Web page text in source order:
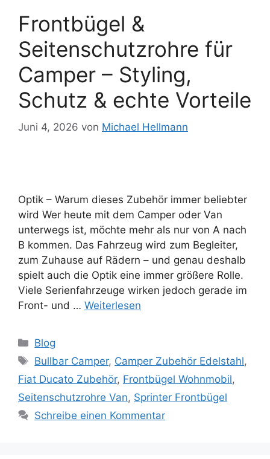
Frontbügel &
Seitenschutzrohre für
Camper – Styling,
Schutz & echte Vorteile
Juni 4, 2026 von Michael Hellmann
Optik – Warum dieses Zubehör immer beliebter
wird Wer heute mit dem Camper oder Van
unterwegs ist, möchte mehr als nur von A nach
B kommen. Das Fahrzeug wird zum Begleiter,
zum Zuhause auf Rädern – und genau deshalb
spielt auch die Optik eine immer größere Rolle.
Viele Serienfahrzeuge wirken jedoch gerade im
Front- und … Weiterlesen
Kategorien
Blog
Schlagwörter
Bullbar Camper, Camper Zubehör Edelstahl,
Fiat Ducato Zubehör, Frontbügel Wohnmobil,
Seitenschutzrohre Van, Sprinter Frontbügel
Schreibe einen Kommentar